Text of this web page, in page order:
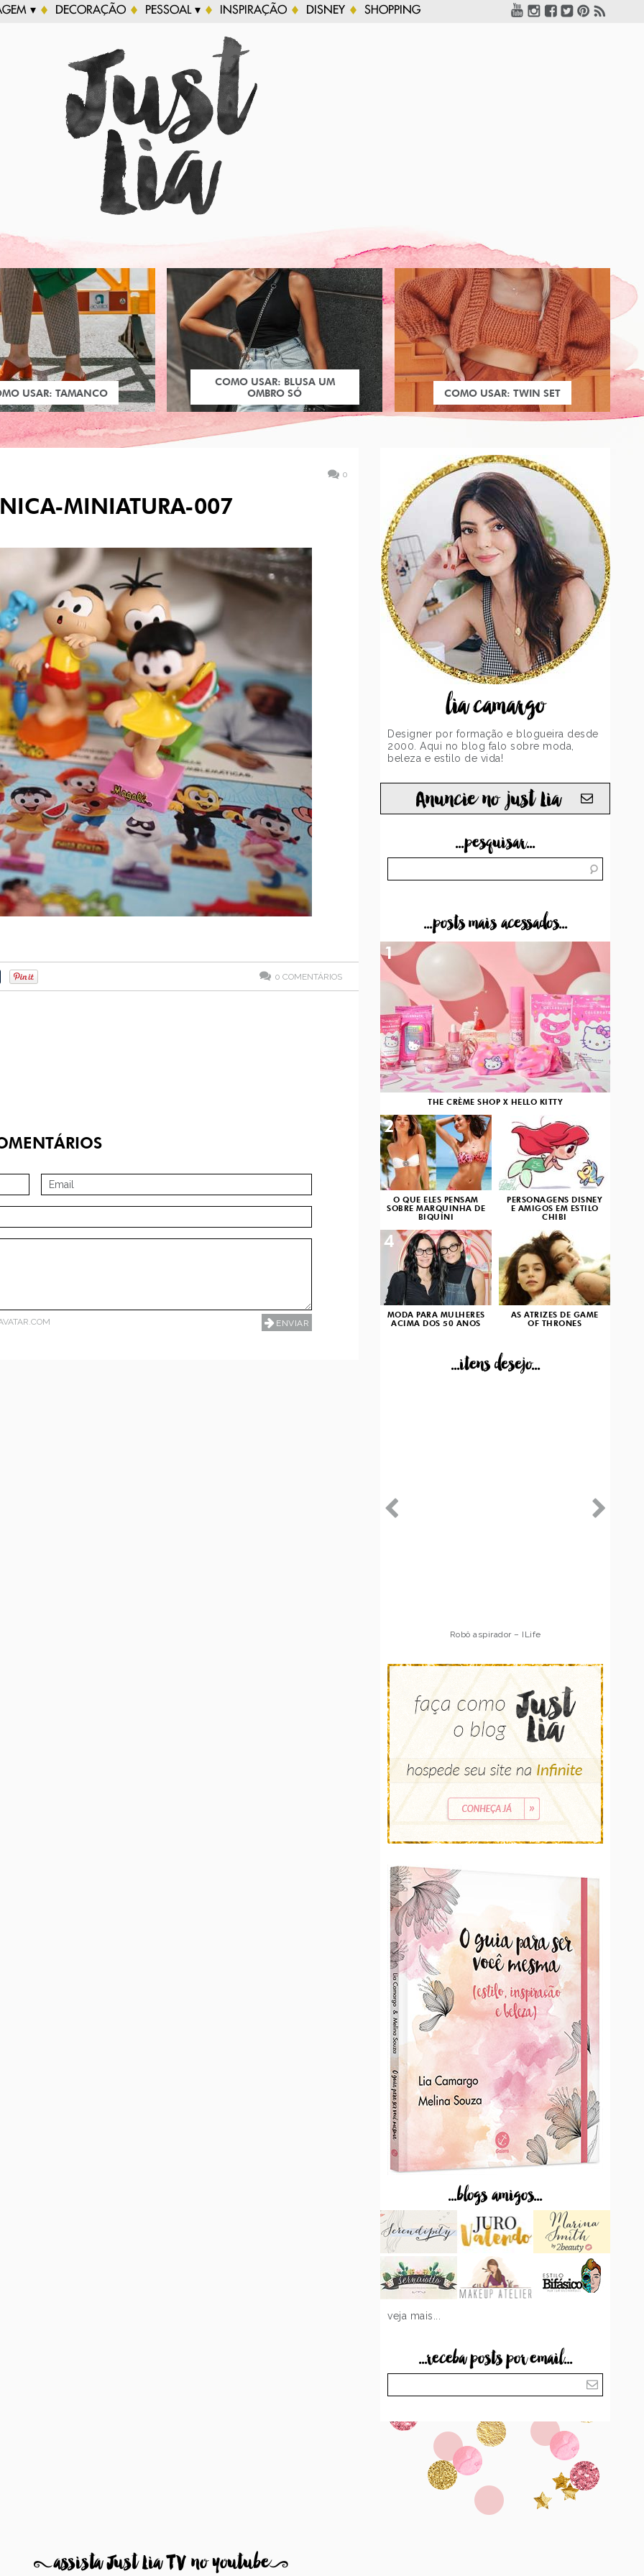
▾ DECORAÇÃO PESSOAL ▾ INSPIRAÇÃO DISNEY SHOPPING
USAR: TAMANCO
COMO USAR: BLUSA UM
OMBRO SÓ
COMO USAR: TWIN SET
0
MINIATURA-007
0 COMENTÁRIOS
lia camargo
Designer por formação e blogueira desde
2000. Aqui no blog falo sobre moda,
beleza e estilo de vida!
Anuncie no just Lia
...pesquisar...
...posts mais acessados...
THE CRÈME SHOP X HELLO KITTY
1
O QUE ELES PENSAM
SOBRE MARQUINHA DE
BIQUÍNI
2
PERSONAGENS DISNEY
E AMIGOS EM ESTILO
CHIBI
3
MODA PARA MULHERES
ACIMA DOS 50 ANOS
4
AS ATRIZES DE GAME
OF THRONES
...itens desejo...
Robô aspirador – ILife
...blogs amigos...
veja mais...
...receba posts por email...
8assista Just Lia TV no youtube9